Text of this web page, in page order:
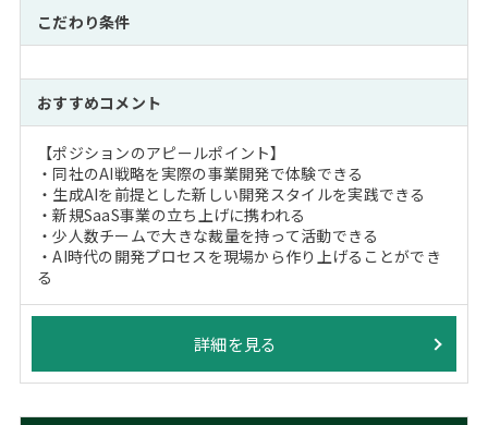
こだわり条件
おすすめコメント
【ポジションのアピールポイント】
・同社のAI戦略を実際の事業開発で体験できる
・生成AIを前提とした新しい開発スタイルを実践できる
・新規SaaS事業の立ち上げに携われる
・少人数チームで大きな裁量を持って活動できる
・AI時代の開発プロセスを現場から作り上げることができ
る
詳細を見る